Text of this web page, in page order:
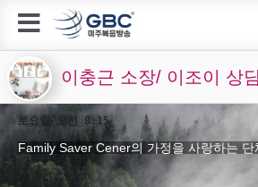
이충근 소장/ 이조이 상
토요일 오전 8:15
Family Saver Cener의 가정을 사랑하는 단